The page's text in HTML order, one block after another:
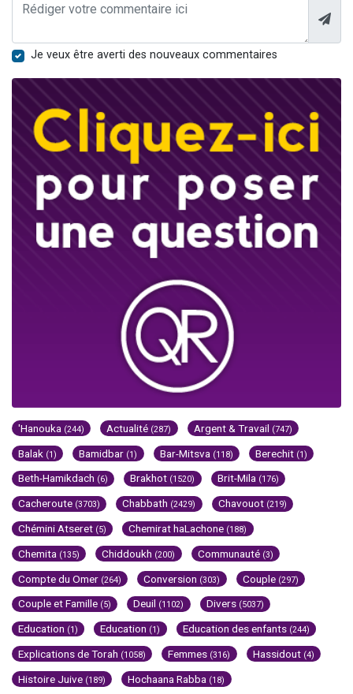
Je veux être averti des nouveaux commentaires
'Hanouka (244) Actualité (287) Argent & Travail (747)
Balak (1) Bamidbar (1) Bar-Mitsva (118) Berechit (1)
Beth-Hamikdach (6) Brakhot (1520) Brit-Mila (176)
Cacheroute (3703) Chabbath (2429) Chavouot (219)
Chémini Atseret (5) Chemirat haLachone (188)
Chemita (135) Chiddoukh (200) Communauté (3)
Compte du Omer (264) Conversion (303) Couple (297)
Couple et Famille (5) Deuil (1102) Divers (5037)
Education (1) Education (1) Education des enfants (244)
Explications de Torah (1058) Femmes (316) Hassidout (4)
Histoire Juive (189) Hochaana Rabba (18)